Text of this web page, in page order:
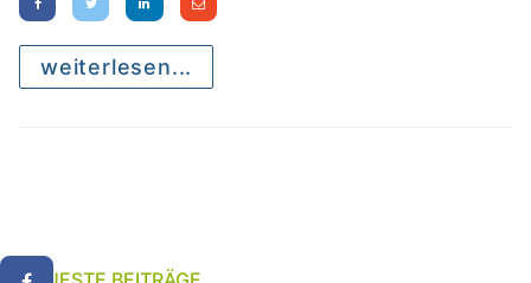
weiterlesen...